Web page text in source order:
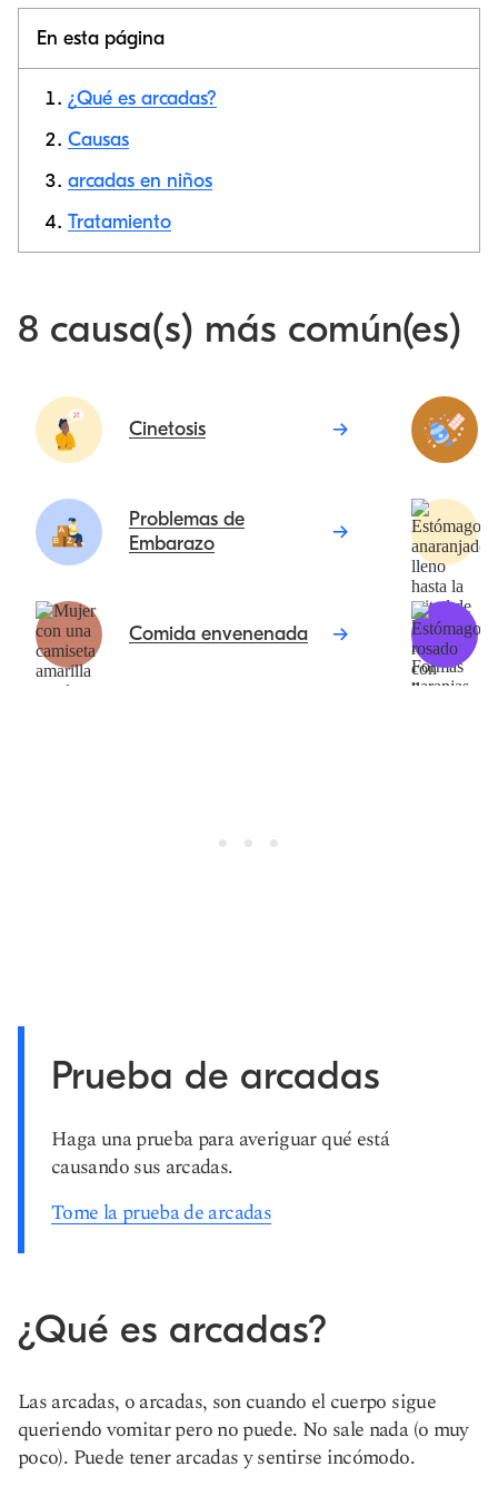
En esta página
¿Qué es arcadas?
Causas
arcadas en niños
Tratamiento
8 causa(s) más común(es)
Cinetosis
Problemas de
Embarazo
Comida envenenada
Prueba de arcadas
Haga una prueba para averiguar qué está
causando sus arcadas.
Tome la prueba de arcadas
¿Qué es arcadas?
Las arcadas, o arcadas, son cuando el cuerpo sigue
queriendo vomitar pero no puede. No sale nada (o muy
poco). Puede tener arcadas y sentirse incómodo.